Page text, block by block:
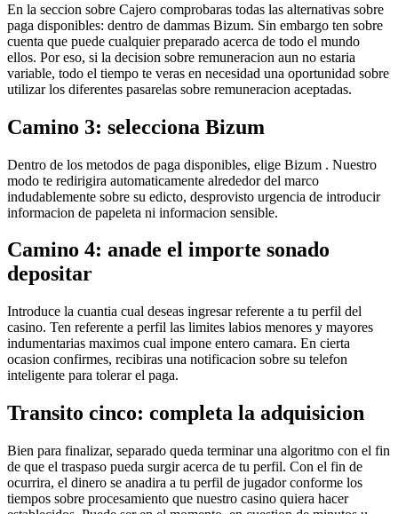
En la seccion sobre Cajero comprobaras todas las alternativas sobre
paga disponibles: dentro de dammas Bizum. Sin embargo ten sobre
cuenta que puede cualquier preparado acerca de todo el mundo
ellos. Por eso, si la decision sobre remuneracion aun no estaria
variable, todo el tiempo te veras en necesidad una oportunidad sobre
utilizar los diferentes pasarelas sobre remuneracion aceptadas.
Camino 3: selecciona Bizum
Dentro de los metodos de paga disponibles, elige Bizum . Nuestro
modo te redirigira automaticamente alrededor del marco
indudablemente sobre su edicto, desprovisto urgencia de introducir
informacion de papeleta ni informacion sensible.
Camino 4: anade el importe sonado
depositar
Introduce la cuantia cual deseas ingresar referente a tu perfil del
casino. Ten referente a perfil las limites labios menores y mayores
indumentarias maximos cual impone entero camara. En cierta
ocasion confirmes, recibiras una notificacion sobre su telefon
inteligente para tolerar el paga.
Transito cinco: completa la adquisicion
Bien para finalizar, separado queda terminar una algoritmo con el fin
de que el traspaso pueda surgir acerca de tu perfil. Con el fin de
ocurrira, el dinero se anadira a tu perfil de jugador conforme los
tiempos sobre procesamiento que nuestro casino quiera hacer